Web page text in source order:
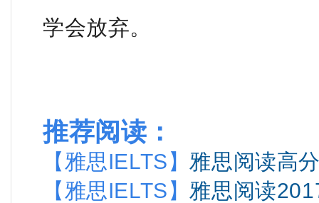
学会放弃。
推荐阅读：
【雅思IELTS】 雅思阅读高
【雅思IELTS】 雅思阅读